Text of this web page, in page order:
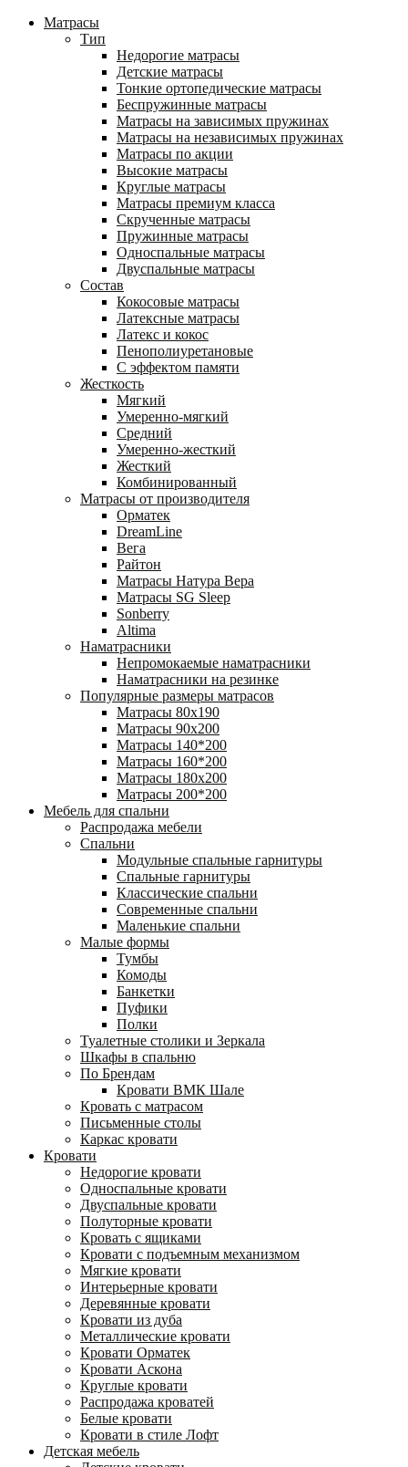
Матрасы
Тип
Недорогие матрасы
Детские матрасы
Тонкие ортопедические матрасы
Беспружинные матрасы
Матрасы на зависимых пружинах
Матрасы на независимых пружинах
Матрасы по акции
Высокие матрасы
Круглые матрасы
Матрасы премиум класса
Скрученные матрасы
Пружинные матрасы
Односпальные матрасы
Двуспальные матрасы
Состав
Кокосовые матрасы
Латексные матрасы
Латекс и кокос
Пенополиуретановые
С эффектом памяти
Жесткость
Мягкий
Умеренно-мягкий
Средний
Умеренно-жесткий
Жесткий
Комбинированный
Матрасы от производителя
Орматек
DreamLine
Вега
Райтон
Матрасы Натура Вера
Матрасы SG Sleep
Sonberry
Altima
Наматрасники
Непромокаемые наматрасники
Наматрасники на резинке
Популярные размеры матрасов
Матрасы 80x190
Матрасы 90x200
Матрасы 140*200
Матрасы 160*200
Матрасы 180x200
Матрасы 200*200
Мебель для спальни
Распродажа мебели
Спальни
Модульные спальные гарнитуры
Спальные гарнитуры
Классические спальни
Современные спальни
Маленькие спальни
Малые формы
Тумбы
Комоды
Банкетки
Пуфики
Полки
Туалетные столики и Зеркала
Шкафы в спальню
По Брендам
Кровати ВМК Шале
Кровать с матрасом
Письменные столы
Каркас кровати
Кровати
Недорогие кровати
Односпальные кровати
Двуспальные кровати
Полуторные кровати
Кровать с ящиками
Кровати с подъемным механизмом
Мягкие кровати
Интерьерные кровати
Деревянные кровати
Кровати из дуба
Металлические кровати
Кровати Орматек
Кровати Аскона
Круглые кровати
Распродажа кроватей
Белые кровати
Кровати в стиле Лофт
Детская мебель